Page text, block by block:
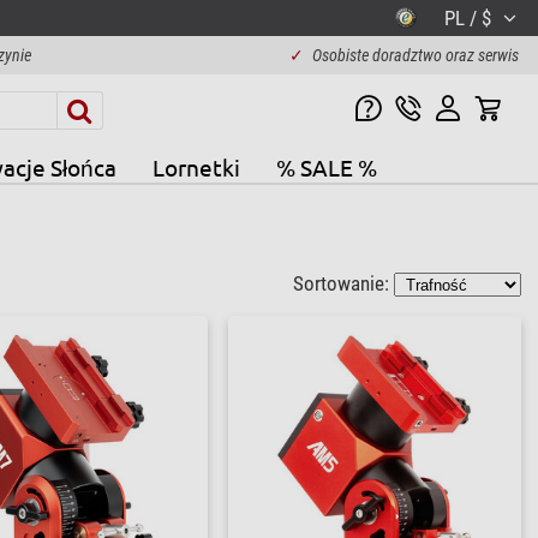
PL / $
✓ Osobiste doradztwo oraz serwis
Słońca Lornetki % SALE %
Sortowanie: